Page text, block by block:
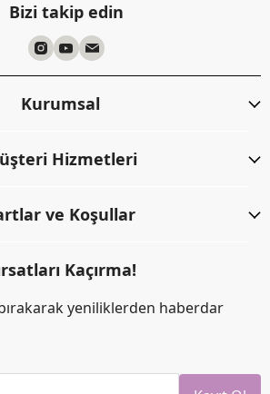
Bizi takip edin
Kurumsal
Hizmetleri
ve Koşullar
Kaçırma!
yeniliklerden haberdar